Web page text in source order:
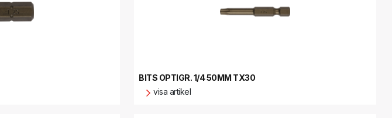
BITS OPTIGR. 1/4 50MM TX30
visa artikel